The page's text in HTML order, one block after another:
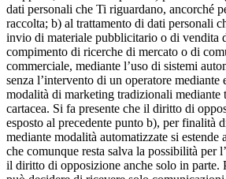
dati personali che Ti riguardano, ancorché
raccolta; b) al trattamento di dati personali
invio di materiale pubblicitario o di vendita
compimento di ricerche di mercato o di
commerciale, mediante l’uso di sistemi
senza l’intervento di un operatore mediante
modalità di marketing tradizionali mediante
cartacea. Si fa presente che il diritto di
esposto al precedente punto b), per finalità
mediante modalità automatizzate si estende
che comunque resta salva la possibilità per
il diritto di opposizione anche solo in parte.